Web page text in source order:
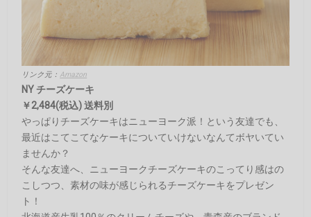
リンク元： Amazon
NY チーズケーキ
￥2,484(税込) 送料別
やっぱりチーズケーキはニューヨーク派！という友達でも、
最近はこてこてなケーキについていけないなんてボヤいてい
ませんか？
そんな友達へ、ニューヨークチーズケーキのこってり感はの
こしつつ、素材の味が感じられるチーズケーキをプレゼン
ト！